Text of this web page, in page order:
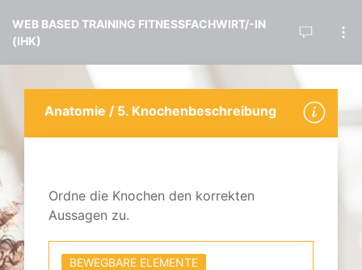
WEB BASED TRAINING FITNESSFACHWIRT/-IN
(IHK)
Anatomie / 5. Knochenbeschreibung
Ordne die Knochen den korrekten
Aussagen zu.
BEWEGBARE ELEMENTE